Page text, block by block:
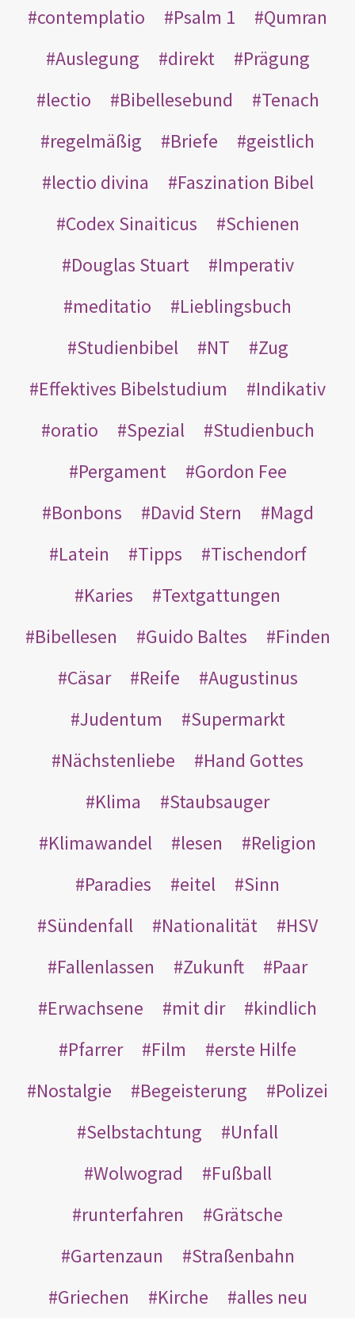
contemplatio
Psalm 1
Qumran
Auslegung
direkt
Prägung
lectio
Bibellesebund
Tenach
regelmäßig
Briefe
geistlich
lectio divina
Faszination Bibel
Codex Sinaiticus
Schienen
Douglas Stuart
Imperativ
meditatio
Lieblingsbuch
Studienbibel
NT
Zug
Effektives Bibelstudium
Indikativ
oratio
Spezial
Studienbuch
Pergament
Gordon Fee
Bonbons
David Stern
Magd
Latein
Tipps
Tischendorf
Karies
Textgattungen
Bibellesen
Guido Baltes
Finden
Cäsar
Reife
Augustinus
Judentum
Supermarkt
Nächstenliebe
Hand Gottes
Klima
Staubsauger
Klimawandel
lesen
Religion
Paradies
eitel
Sinn
Sündenfall
Nationalität
HSV
Fallenlassen
Zukunft
Paar
Erwachsene
mit dir
kindlich
Pfarrer
Film
erste Hilfe
Nostalgie
Begeisterung
Polizei
Selbstachtung
Unfall
Wolwograd
Fußball
runterfahren
Grätsche
Gartenzaun
Straßenbahn
Griechen
Kirche
alles neu